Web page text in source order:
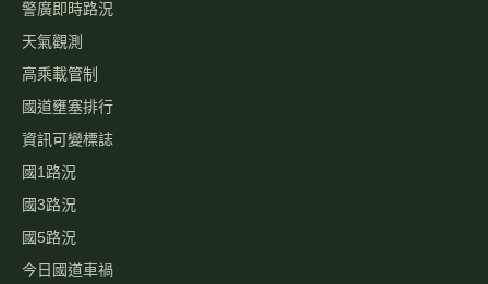
您出行規劃參考。
本站為民間自發製作，與高速公路局及 1968 專線無關。
即時資訊
即時影像
即時路況地圖
國道路況